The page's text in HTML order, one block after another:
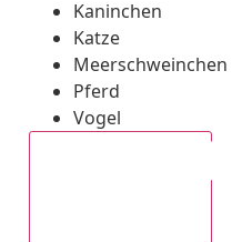
Kaninchen
Katze
Meerschweinchen
Pferd
Vogel